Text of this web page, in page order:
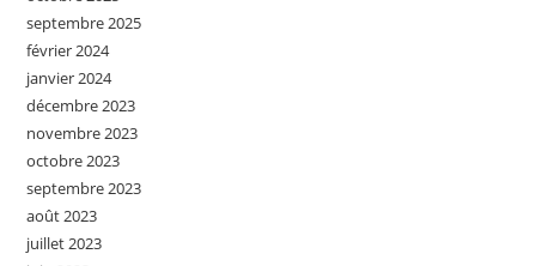
septembre 2025
février 2024
janvier 2024
décembre 2023
novembre 2023
octobre 2023
septembre 2023
août 2023
juillet 2023